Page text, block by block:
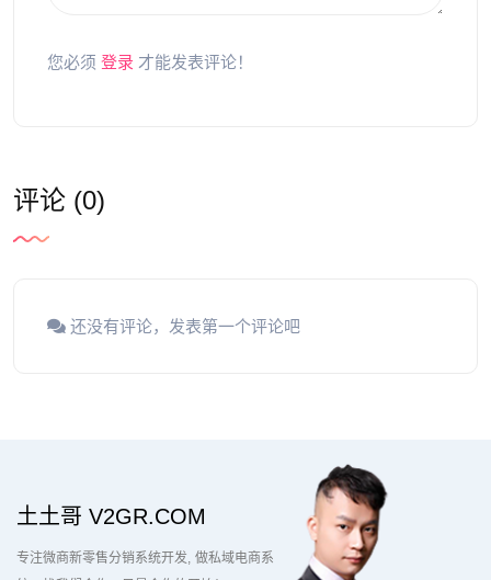
您必须 登录 才能发表评论！
评论 (0)
还没有评论，发表第一个评论吧
土土哥 V2GR.COM
专注微商新零售分销系统开发 做私域电商系